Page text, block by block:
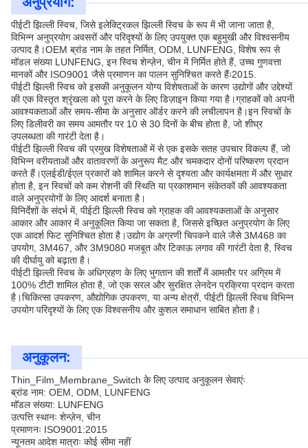
पीईटी झिल्ली स्विच, जिसे इलेक्ट्रिकल झिल्ली स्विच के रूप में भी जाना जाता है,
विभिन्न अनुप्रयोग अवसरों और परिदृश्यों के लिए उपयुक्त एक बहुमुखी और विश्वसनीय
उत्पाद है।OEM ब्रांड नाम के तहत निर्मित, ODM, LUNFENG, विशेष रूप से
मॉडल संख्या LUNFENG, इन स्विच शेन्ज़ेन, चीन में निर्मित होते हैं, उच्च गुणवत्ता
मानकों और ISO9001 जैसे प्रमाणन का पालन सुनिश्चित करते हैंः2015.
पीईटी झिल्ली स्विच को इसकी अनुकूलन योग्य विशेषताओं के कारण उद्योगों और उद्देश्यों
की एक विस्तृत श्रृंखला को पूरा करने के लिए डिज़ाइन किया गया है।ग्राहकों को अपनी
आवश्यकताओं और समय-सीमा के अनुसार ऑर्डर करने की लचीलापन है।इन स्विचों के
लिए डिलीवरी का समय आमतौर पर 10 से 30 दिनों के बीच होता है, जो शीघ्र
उपलब्धता की गारंटी देता है।
पीईटी झिल्ली स्विच की प्रमुख विशेषताओं में से एक इसके सतह उपचार विकल्प हैं, जो
विभिन्न वरीयताओं और वातावरणों के अनुरूप मैट और चमकदार दोनों परिष्करण प्रदान
करते हैं।एलईडी/ईएल प्रकारों को शामिल करने से दृश्यता और कार्यक्षमता में और सुधार
होता है, इन स्विचों को कम रोशनी की स्थिति या प्रकाशमान संकेतकों की आवश्यकता
वाले अनुप्रयोगों के लिए आदर्श बनाता है।
विनिर्देशों के संदर्भ में, पीईटी झिल्ली स्विच को ग्राहक की आवश्यकताओं के अनुसार
आकार और आकार में अनुकूलित किया जा सकता है, जिससे इच्छित अनुप्रयोग के लिए
एक आदर्श फिट सुनिश्चित होता है।उद्योग के अग्रणी चिपकने वाले जैसे 3M468 का
उपयोग, 3M467, और 3M9080 मजबूत और टिकाऊ लगाव की गारंटी देता है, स्विच
की दीर्घायु को बढ़ाता है।
पीईटी झिल्ली स्विच के अधिग्रहण के लिए भुगतान की शर्तों में आमतौर पर अग्रिम में
100% टीटी शामिल होता है, जो एक सरल और सुरक्षित लेनदेन प्रक्रिया प्रदान करता
है।चिकित्सा उपकरण, औद्योगिक उपकरण, या अन्य क्षेत्रों, पीईटी झिल्ली स्विच विभिन्न
उपयोग परिदृश्यों के लिए एक विश्वसनीय और कुशल समाधान साबित होता है।
अनुकूलन:
Thin_Film_Membrane_Switch के लिए उत्पाद अनुकूलन सेवाएंः
ब्रांड नाम: OEM, ODM, LUNFENG
मॉडल संख्या: LUNFENG
उत्पत्ति स्थानः शेन्ज़ेन, चीन
प्रमाणनः ISO9001:2015
न्यूनतम आदेश मात्राः कोई सीमा नहीं